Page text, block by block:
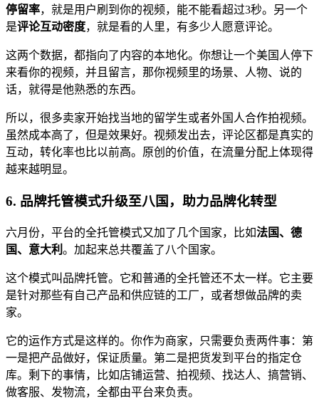
停留率，就是用户刷到你的视频，能不能看超过3秒。另一个
是评论互动密度，就是看的人里，有多少人愿意评论。
这两个数据，都指向了内容的本地化。你想让一个美国人停下
来看你的视频，并且留言，那你视频里的场景、人物、说的
话，就得是他熟悉的东西。
所以，很多卖家开始找当地的留学生或者外国人合作拍视频。
虽然成本高了，但是效果好。视频发出去，评论区都是真实的
互动，转化率也比以前高。原创的价值，在流量分配上体现得
越来越明显。
6. 品牌托管模式升级至八国，助力品牌化转型
六月份，平台的全托管模式又加了几个国家，比如法国、德
国、意大利 。加起来总共覆盖了八个国家。
这个模式叫品牌托管。它和普通的全托管还不太一样。它主要
是针对那些有自己产品和供应链的工厂，或者想做品牌的卖
家。
它的运作方式是这样的。你作为商家，只需要负责两件事：第
一是把产品做好，保证质量。第二是把货发到平台的指定仓
库。剩下的事情，比如店铺运营、拍视频、找达人、搞营销、
做客服、发物流，全都由平台来负责。